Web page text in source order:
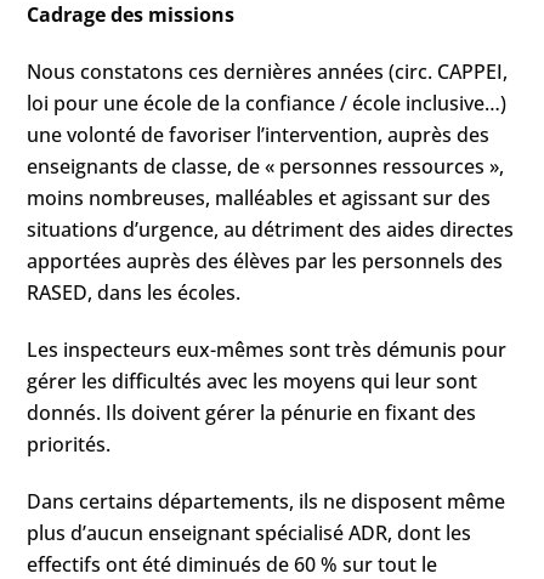
Cadrage des missions
Nous constatons ces dernières années (circ. CAPPEI,
loi pour une école de la confiance / école inclusive…)
une volonté de favoriser l’intervention, auprès des
enseignants de classe, de « personnes ressources »,
moins nombreuses, malléables et agissant sur des
situations d’urgence, au détriment des aides directes
apportées auprès des élèves par les personnels des
RASED, dans les écoles.
Les inspecteurs eux-mêmes sont très démunis pour
gérer les difficultés avec les moyens qui leur sont
donnés. Ils doivent gérer la pénurie en fixant des
priorités.
Dans certains départements, ils ne disposent même
plus d’aucun enseignant spécialisé ADR, dont les
effectifs ont été diminués de 60 % sur tout le